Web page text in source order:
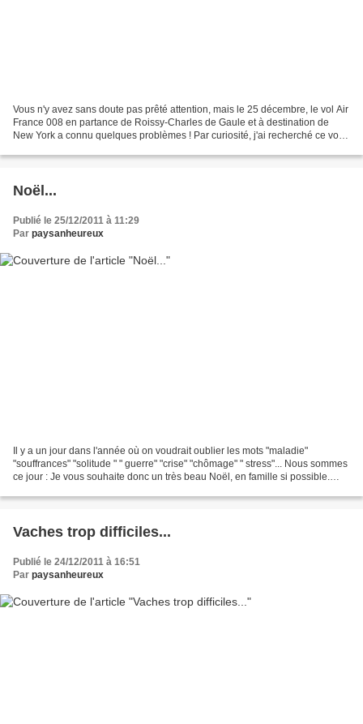
Vous n'y avez sans doute pas prêté attention, mais le 25 décembre, le vol Air
France 008 en partance de Roissy-Charles de Gaule et à destination de
New York a connu quelques problèmes ! Par curiosité, j'ai recherché ce vol
Noël...
Publié le 25/12/2011 à 11:29
Par paysanheureux
Il y a un jour dans l'année où on voudrait oublier les mots "maladie"
"souffrances" "solitude " " guerre" "crise" "chômage" " stress"... Nous sommes
ce jour : Je vous souhaite donc un très beau Noël, en famille si possible.
Vaches trop difficiles...
Publié le 24/12/2011 à 16:51
Par paysanheureux